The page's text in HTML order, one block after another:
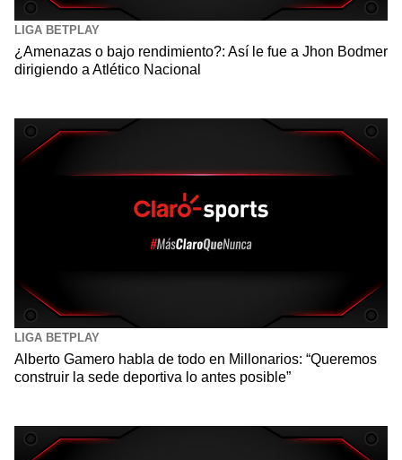
LIGA BETPLAY
¿Amenazas o bajo rendimiento?: Así le fue a Jhon Bodmer
dirigiendo a Atlético Nacional
LIGA BETPLAY
Alberto Gamero habla de todo en Millonarios: “Queremos
construir la sede deportiva lo antes posible”